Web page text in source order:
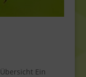
Ein